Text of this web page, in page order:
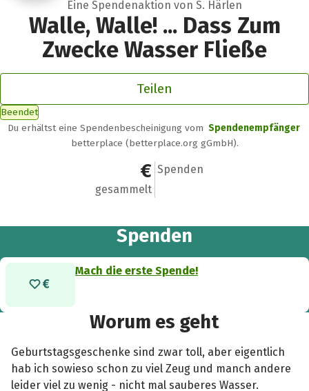
Eine Spendenaktion von S. Härlen
Walle, Walle! ... Dass Zum
Zwecke Wasser Fließe
Teilen
Beendet
Du erhältst eine Spendenbescheinigung vom Spendenempfänger
betterplace (betterplace.org gGmbH).
0 €
gesammelt
0
Spenden
Spenden
Mach die erste Spende!
Worum es geht
Geburtstagsgeschenke sind zwar toll, aber eigentlich
hab ich sowieso schon zu viel Zeug und manch andere
leider viel zu wenig - nicht mal sauberes Wasser.